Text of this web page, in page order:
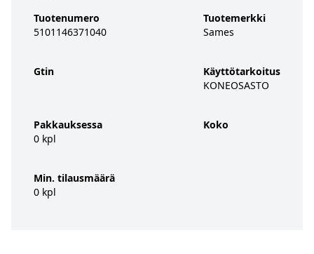
Tuotenumero
5101146371040
Gtin
Pakkauksessa
0 kpl
Min. tilausmäärä
0 kpl
Tuotemerkki
Sames
Käyttötarkoitus
KONEOSASTO
Koko